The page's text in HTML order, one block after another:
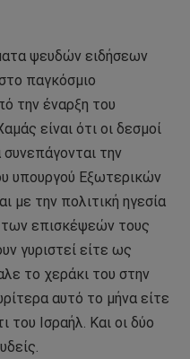
ψευδών ειδήσεων
παγκόσμιο
την έναρξη του
είναι ότι οι δεσμοί
την
υπουργού Εξωτερικών
με την πολιτική ηγεσία
των επισκέψεών τους
γυριστεί είτε ως
το χεράκι του στην
αυτό το μήνα είτε
του Ισραήλ. Και οι δύο